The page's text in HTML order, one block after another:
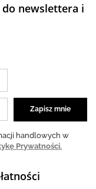
do newslettera i
handlowych w
Prywatności.